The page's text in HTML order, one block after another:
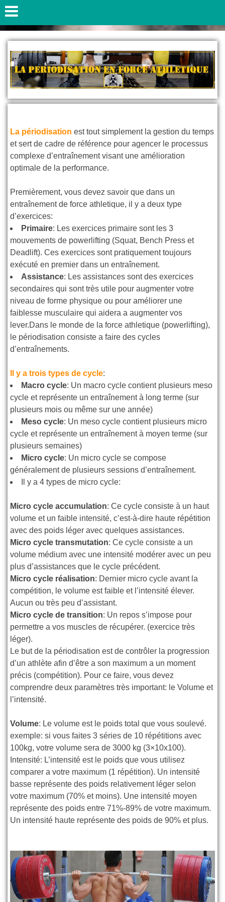
La périodisation est tout simplement la gestion du temps
et sert de cadre de référence pour agencer le processus
complexe d’entraînement visant une amélioration
optimale de la performance.
Premièrement, vous devez savoir que dans un
entraînement de force athletique, il y a deux type
d’exercices:
Primaire: Les exercices primaire sont les 3
mouvements de powerlifting (Squat, Bench Press et
Deadlift). Ces exercices sont pratiquement toujours
exécuté en premier dans un entraînement.
Assistance: Les assistances sont des exercices
secondaires qui sont très utile pour augmenter votre
niveau de forme physique ou pour améliorer une
faiblesse musculaire qui aidera a augmenter vos
lever.Dans le monde de la force athletique (powerlifting),
le périodisation consiste a faire des cycles
d’entraînements.
Il y a trois types de cycle:
Macro cycle: Un macro cycle contient plusieurs meso
cycle et représente un entraînement à long terme (sur
plusieurs mois ou même sur une année)
Meso cycle: Un meso cycle contient plusieurs micro
cycle et représente un entraînement à moyen terme (sur
plusieurs semaines)
Micro cycle: Un micro cycle se compose
généralement de plusieurs sessions d’entraînement.
Il y a 4 types de micro cycle:
Micro cycle accumulation: Ce cycle consiste à un haut
volume et un faible intensité, c’est-à-dire haute répétition
avec des poids léger avec quelques assistances.
Micro cycle transmutation: Ce cycle consiste a un
volume médium avec une intensité modérer avec un peu
plus d’assistances que le cycle précédent.
Micro cycle réalisation: Dernier micro cycle avant la
compétition, le volume est faible et l’intensité élever.
Aucun ou très peu d’assistant.
Micro cycle de transition: Un repos s’impose pour
permettre a vos muscles de récupérer. (exercice très
léger).
Le but de la périodisation est de contrôler la progression
d’un athlète afin d’être a son maximum a un moment
précis (compétition). Pour ce faire, vous devez
comprendre deux paramètres très important: le Volume et
l’intensité.
Volume: Le volume est le poids total que vous soulevé.
exemple: si vous faites 3 séries de 10 répétitions avec
100kg, votre volume sera de 3000 kg (3×10x100).
Intensité: L’intensité est le poids que vous utilisez
comparer a votre maximum (1 répétition). Un intensité
basse représente des poids relativement léger selon
votre maximum (70% et moins). Une intensité moyen
représente des poids entre 71%-89% de votre maximum.
Un intensité haute représente des poids de 90% et plus.